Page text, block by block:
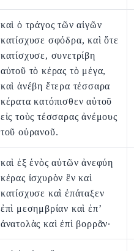
καὶ ὁ τράγος τῶν αἰγῶν
κατίσχυσε σφόδρα, καὶ ὅτε
κατίσχυσε, συνετρίβη
αὐτοῦ τὸ κέρας τὸ μέγα,
καὶ ἀνέβη ἕτερα τέσσαρα
κέρατα κατόπισθεν αὐτοῦ
εἰς τοὺς τέσσαρας ἀνέμους
τοῦ οὐρανοῦ.
καὶ ἐξ ἑνὸς αὐτῶν ἀνεφύη
κέρας ἰσχυρὸν ἓν καὶ
κατίσχυσε καὶ ἐπάταξεν
ἐπὶ μεσημβρίαν καὶ ἐπ’
ἀνατολὰς καὶ ἐπὶ βορρᾶν·